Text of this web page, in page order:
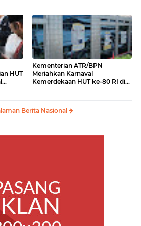
HUT
Kementerian ATR/BPN
Meriahkan Karnaval
Kemerdekaan HUT ke-80 RI di
Berita Nasional